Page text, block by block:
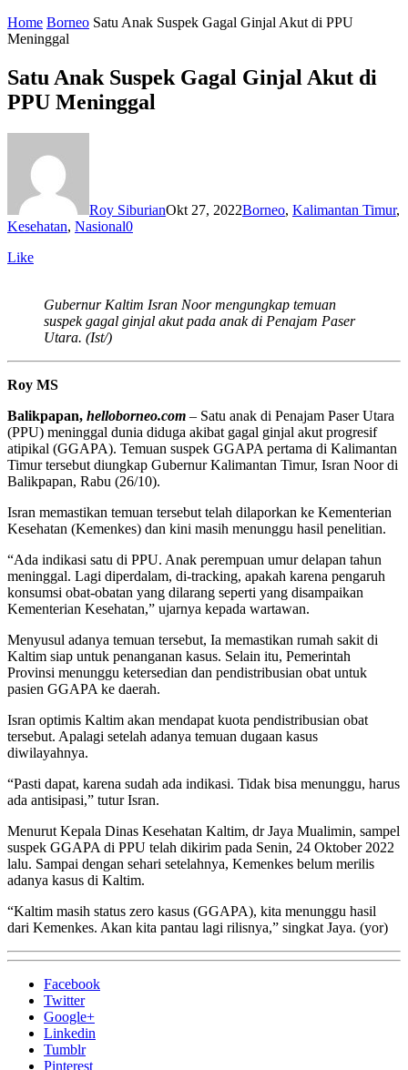
Home Borneo Satu Anak Suspek Gagal Ginjal Akut di PPU
Meninggal
Satu Anak Suspek Gagal Ginjal Akut di
PPU Meninggal
Roy SiburianOkt 27, 2022Borneo, Kalimantan Timur,
Kesehatan, Nasional0
Like
Gubernur Kaltim Isran Noor mengungkap temuan
suspek gagal ginjal akut pada anak di Penajam Paser
Utara. (Ist/)
Roy MS
Balikpapan, helloborneo.com – Satu anak di Penajam Paser Utara
(PPU) meninggal dunia diduga akibat gagal ginjal akut progresif
atipikal (GGAPA). Temuan suspek GGAPA pertama di Kalimantan
Timur tersebut diungkap Gubernur Kalimantan Timur, Isran Noor di
Balikpapan, Rabu (26/10).
Isran memastikan temuan tersebut telah dilaporkan ke Kementerian
Kesehatan (Kemenkes) dan kini masih menunggu hasil penelitian.
“Ada indikasi satu di PPU. Anak perempuan umur delapan tahun
meninggal. Lagi diperdalam, di-tracking, apakah karena pengaruh
konsumsi obat-obatan yang dilarang seperti yang disampaikan
Kementerian Kesehatan,” ujarnya kepada wartawan.
Menyusul adanya temuan tersebut, Ia memastikan rumah sakit di
Kaltim siap untuk penanganan kasus. Selain itu, Pemerintah
Provinsi menunggu ketersedian dan pendistribusian obat untuk
pasien GGAPA ke daerah.
Isran optimis Kaltim akan mendapat kuota pendistribusian obat
tersebut. Apalagi setelah adanya temuan dugaan kasus
diwilayahnya.
“Pasti dapat, karena sudah ada indikasi. Tidak bisa menunggu, harus
ada antisipasi,” tutur Isran.
Menurut Kepala Dinas Kesehatan Kaltim, dr Jaya Mualimin, sampel
suspek GGAPA di PPU telah dikirim pada Senin, 24 Oktober 2022
lalu. Sampai dengan sehari setelahnya, Kemenkes belum merilis
adanya kasus di Kaltim.
“Kaltim masih status zero kasus (GGAPA), kita menunggu hasil
dari Kemenkes. Akan kita pantau lagi rilisnya,” singkat Jaya. (yor)
Facebook
Twitter
Google+
Linkedin
Tumblr
Pinterest